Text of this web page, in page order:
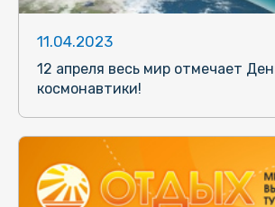
11.04.2023
12 апреля весь мир отмечает
космонавтики!